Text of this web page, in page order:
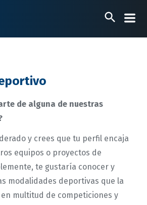
de alguna de nuestras
y crees que tu perfil encaja
equipos o proyectos de
te gustaría conocer y
modalidades deportivas que la
multitud de competiciones y